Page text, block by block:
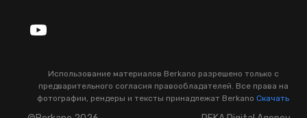
Использование материалов Berkano разрешено только с
предварительного согласия правообладателей. Все права на
фотографии, рендеры и тексты принадлежат Berkano Скачать